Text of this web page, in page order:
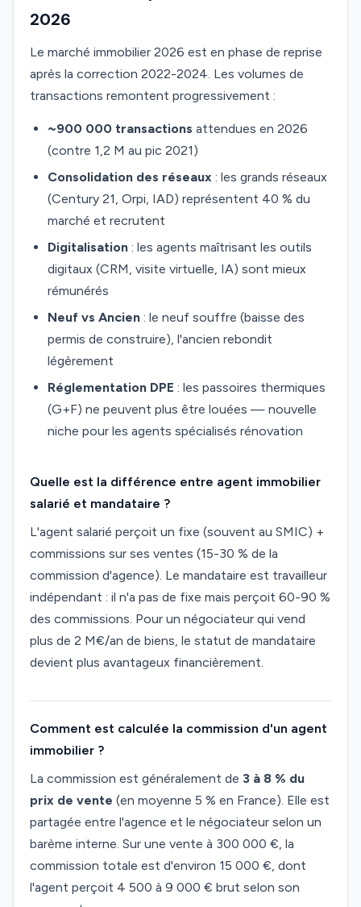
2026
Le marché immobilier 2026 est en phase de reprise
après la correction 2022-2024. Les volumes de
transactions remontent progressivement :
~900 000 transactions attendues en 2026
(contre 1,2 M au pic 2021)
Consolidation des réseaux : les grands réseaux
(Century 21, Orpi, IAD) représentent 40 % du
marché et recrutent
Digitalisation : les agents maîtrisant les outils
digitaux (CRM, visite virtuelle, IA) sont mieux
rémunérés
Neuf vs Ancien : le neuf souffre (baisse des
permis de construire), l'ancien rebondit
légèrement
Réglementation DPE : les passoires thermiques
(G+F) ne peuvent plus être louées — nouvelle
niche pour les agents spécialisés rénovation
Quelle est la différence entre agent immobilier
salarié et mandataire ?
L'agent salarié perçoit un fixe (souvent au SMIC) +
commissions sur ses ventes (15-30 % de la
commission d'agence). Le mandataire est travailleur
indépendant : il n'a pas de fixe mais perçoit 60-90 %
des commissions. Pour un négociateur qui vend
plus de 2 M€/an de biens, le statut de mandataire
devient plus avantageux financièrement.
Comment est calculée la commission d'un agent
immobilier ?
La commission est généralement de 3 à 8 % du
prix de vente (en moyenne 5 % en France). Elle est
partagée entre l'agence et le négociateur selon un
barème interne. Sur une vente à 300 000 €, la
commission totale est d'environ 15 000 €, dont
l'agent perçoit 4 500 à 9 000 € brut selon son